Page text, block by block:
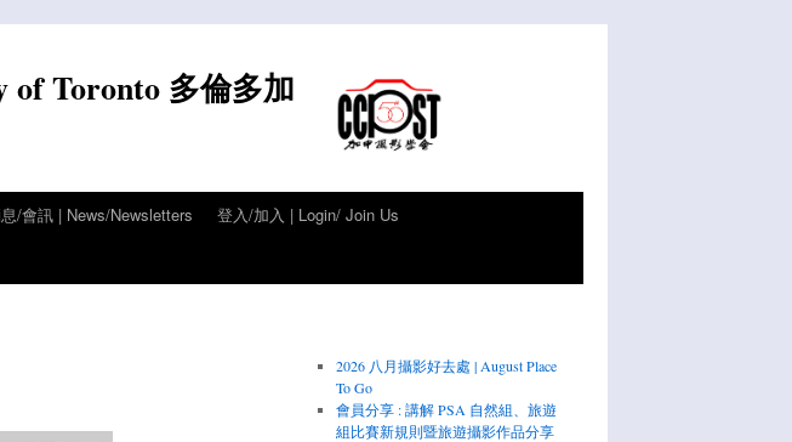
of Toronto 多倫多加
/會訊 | News/Newsletters
登入/加入 | Login/ Join Us
2026 八月攝影好去處 | August Place
To Go
會員分享 : 講解 PSA 自然組、旅遊
組比賽新規則暨旅遊攝影作品分享